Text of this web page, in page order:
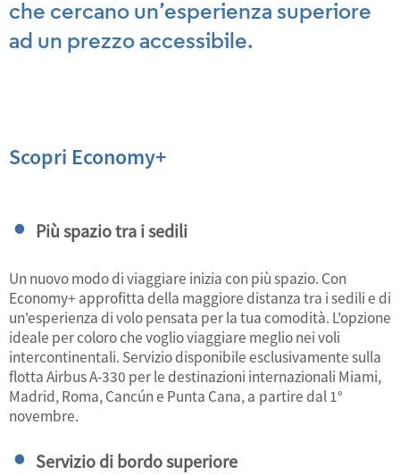
che cercano un’esperienza superiore
ad un prezzo accessibile.
Scopri Economy+
Più spazio tra i sedili
Un nuovo modo di viaggiare inizia con più spazio. Con
Economy+ approfitta della maggiore distanza tra i sedili e di
un'esperienza di volo pensata per la tua comodità. L'opzione
ideale per coloro che voglio viaggiare meglio nei voli
intercontinentali. Servizio disponibile esclusivamente sulla
flotta Airbus A-330 per le destinazioni internazionali Miami,
Madrid, Roma, Cancún e Punta Cana, a partire dal 1°
novembre.
Servizio di bordo superiore